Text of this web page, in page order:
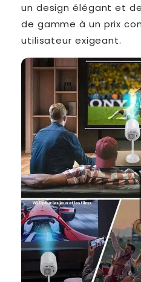
un design élégant et
de gamme à un prix
utilisateur exigeant.